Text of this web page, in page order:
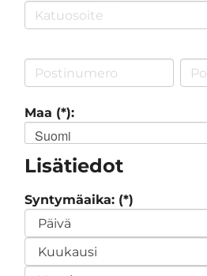
Maa (*):
Suomi
Lisätiedot
Syntymäaika: (*)